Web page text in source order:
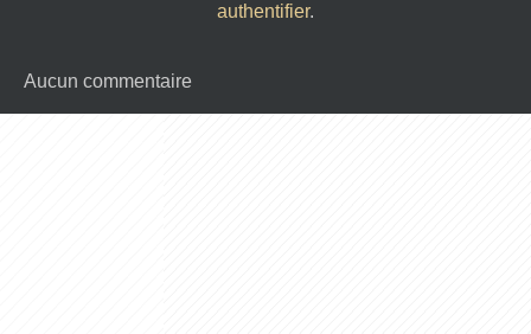
authentifier.
Aucun commentaire